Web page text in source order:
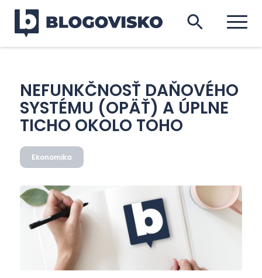
NEFUNKČNOSŤ DAŇOVÉHO
SYSTÉMU (OPÄŤ) A ÚPLNE
TICHO OKOLO TOHO
Ekonomika